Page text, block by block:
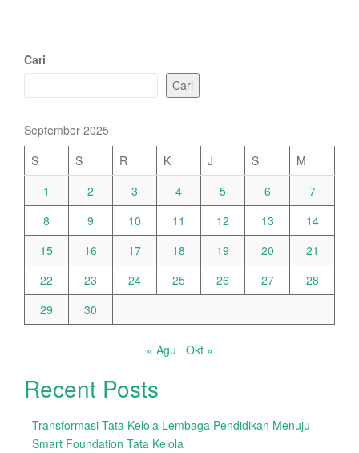
Cari
Cari
September 2025
S
S R K J S
M
1
2 3 4 5 6
7
8
9 10 11 12 13
14
15
16 17 18 19 20
21
22
23 24 25 26 27
28
29
30
« Agu Okt »
Recent Posts
Transformasi Tata Kelola Lembaga Pendidikan Menuju
Smart Foundation Tata Kelola